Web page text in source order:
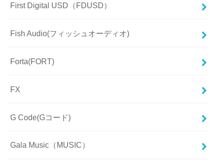
First Digital USD（FDUSD）
Fish Audio(フィッシュオーディオ)
Forta(FORT)
FX
G Code(Gコード)
Gala Music（MUSIC）